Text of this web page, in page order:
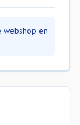
webshop en